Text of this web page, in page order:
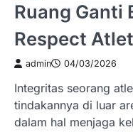
Ruang Ganti
Respect
admin 04/03/2026
Integritas seorang
tindakannya di luar
dalam hal menjaga